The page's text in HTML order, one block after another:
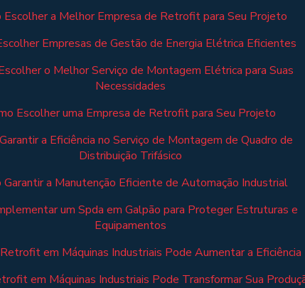
Escolher a Melhor Empresa de Retrofit para Seu Projeto
Empresas de Gestão de Energia Elétrica Eficientes
o Melhor Serviço de Montagem Elétrica para Suas
Necessidades
Escolher uma Empresa de Retrofit para Seu Projeto
a Eficiência no Serviço de Montagem de Quadro de
Distribuição Trifásico
Garantir a Manutenção Eficiente de Automação Industrial
um Spda em Galpão para Proteger Estruturas e
Equipamentos
em Máquinas Industriais Pode Aumentar a Eficiência
em Máquinas Industriais Pode Transformar Sua